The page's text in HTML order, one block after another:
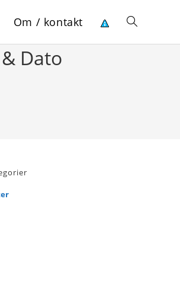
Om / kontakt Toggle
Dato